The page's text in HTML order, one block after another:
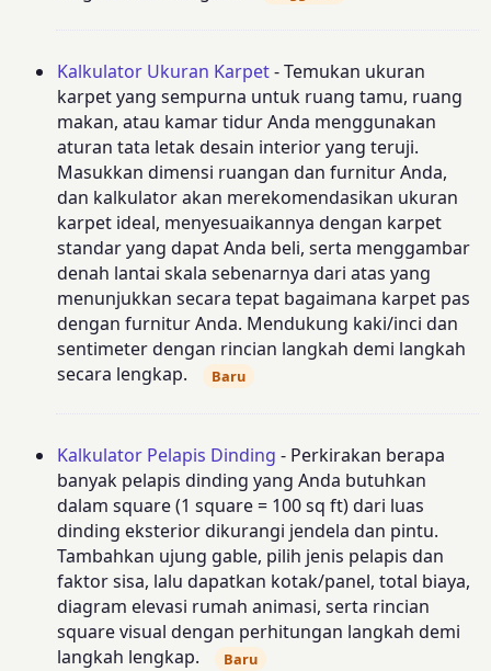
Kalkulator Ukuran Karpet- Temukan ukuran
karpet yang sempurna untuk ruang tamu, ruang
makan, atau kamar tidur Anda menggunakan
aturan tata letak desain interior yang teruji.
Masukkan dimensi ruangan dan furnitur Anda,
dan kalkulator akan merekomendasikan ukuran
karpet ideal, menyesuaikannya dengan karpet
standar yang dapat Anda beli, serta menggambar
denah lantai skala sebenarnya dari atas yang
menunjukkan secara tepat bagaimana karpet pas
dengan furnitur Anda. Mendukung kaki/inci dan
sentimeter dengan rincian langkah demi langkah
secara lengkap.
Baru
Kalkulator Pelapis Dinding - Perkirakan berapa
banyak pelapis dinding yang Anda butuhkan
dalam square (1 square = 100 sq ft) dari luas
dinding eksterior dikurangi jendela dan pintu.
Tambahkan ujung gable, pilih jenis pelapis dan
faktor sisa, lalu dapatkan kotak/panel, total biaya,
diagram elevasi rumah animasi, serta rincian
square visual dengan perhitungan langkah demi
langkah lengkap.
Baru